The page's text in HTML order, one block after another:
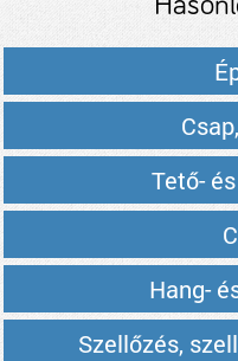
Tető-
Hang-
Szellőzés,